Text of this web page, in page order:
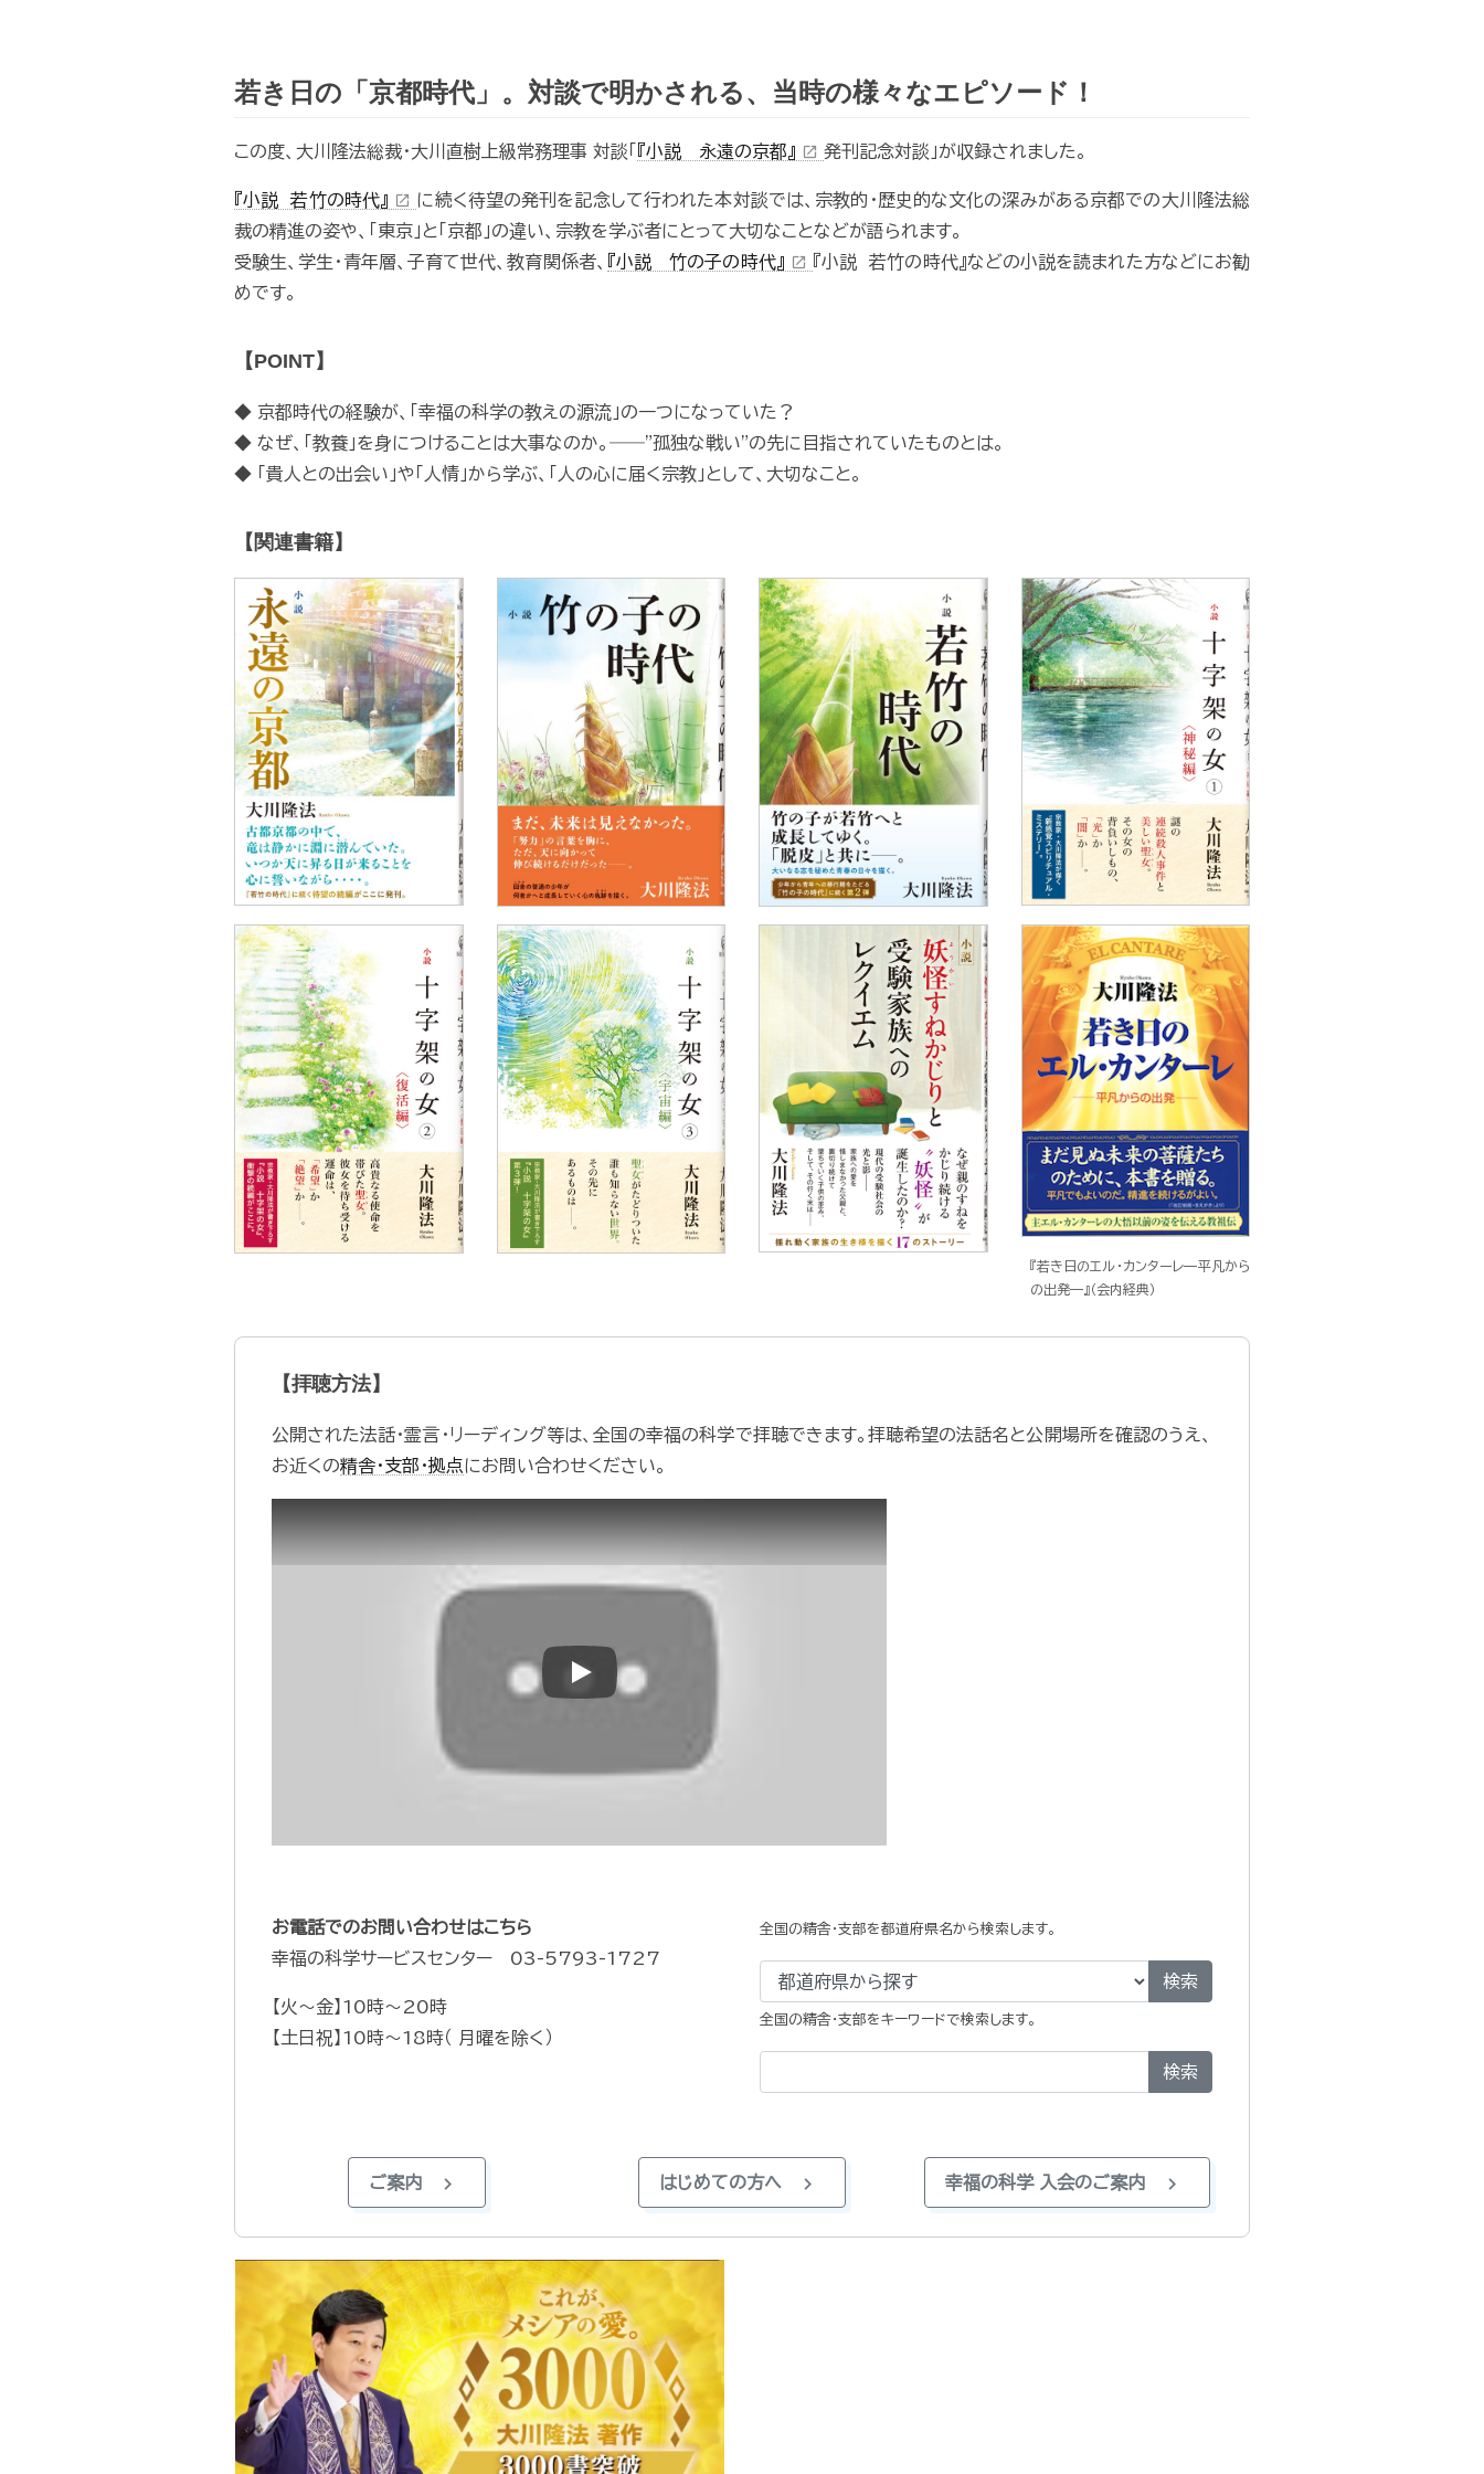
若き日の「京都時代」。対談で明かされる、当時の様々なエピソード！
この度、大川隆法総裁・大川直樹上級常務理事 対談「 『小説 永遠の京都』 open_in_new 発刊記念対談」が収録されました。
『小説 若竹の時代』 open_in_new に続く待望の発刊を記念して行われた本対談では、宗教的・歴史的な文化の深みがある京都での大川隆法総
裁の精進の姿や、「東京」と「京都」の違い、宗教を学ぶ者にとって大切なことなどが語られます。
受験生、学生・青年層、子育て世代、教育関係者、
『小説 竹の子の時代』 open_in_new
『小説 若竹の時代』などの小説を読まれた方などにお勧
めです。
【POINT】
◆ 京都時代の経験が、「幸福の科学の教えの源流」の一つになっていた？
◆ なぜ、「教養」を身につけることは大事なのか。――"孤独な戦い"の先に目指されていたものとは。
◆ 「貴人との出会い」や「人情」から学ぶ、「人の心に届く宗教」として、大切なこと。
【関連書籍】
『若き日のエル・カンターレ—平凡から
の出発—』（会内経典）
【拝聴方法】
公開された法話・霊言・リーディング等は、全国の幸福の科学で拝聴できます。拝聴希望の法話名と公開場所を確認のうえ、
お近くの精舎・支部・拠点にお問い合わせください。
Play
お電話でのお問い合わせはこちら
幸福の科学サービスセンター 03-5793-1727
【火～金】10時～20時
【土日祝】10時～18時（ 月曜を除く）
全国の精舎・支部を都道府県名から検索します。
検索
全国の精舎・支部をキーワードで検索します。
検索
ご案内 chevron_right はじめての方へ chevron_right 幸福の科学 入会のご案内 chevron_right